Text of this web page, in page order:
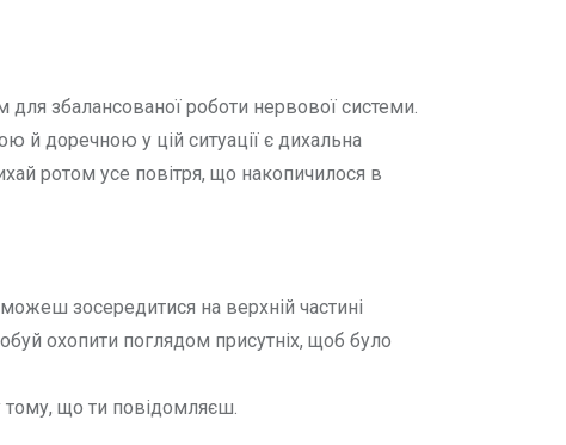
збалансованої роботи нервової системи.
й доречною у цій ситуації є дихальна
ротом усе повітря, що накопичилося в
зосередитися на верхній частині
охопити поглядом присутніх, щоб було
тому, що ти повідомляєш.